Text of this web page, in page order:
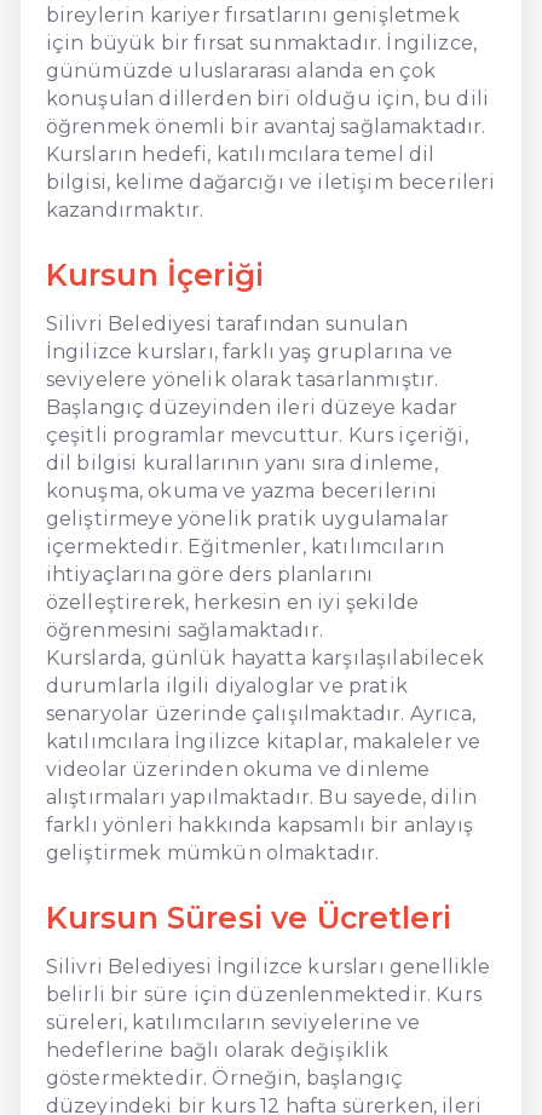
bireylerin kariyer fırsatlarını genişletmek
için büyük bir fırsat sunmaktadır. İngilizce,
günümüzde uluslararası alanda en çok
konuşulan dillerden biri olduğu için, bu dili
öğrenmek önemli bir avantaj sağlamaktadır.
Kursların hedefi, katılımcılara temel dil
bilgisi, kelime dağarcığı ve iletişim becerileri
kazandırmaktır.
Kursun İçeriği
Silivri Belediyesi tarafından sunulan
İngilizce kursları, farklı yaş gruplarına ve
seviyelere yönelik olarak tasarlanmıştır.
Başlangıç düzeyinden ileri düzeye kadar
çeşitli programlar mevcuttur. Kurs içeriği,
dil bilgisi kurallarının yanı sıra dinleme,
konuşma, okuma ve yazma becerilerini
geliştirmeye yönelik pratik uygulamalar
içermektedir. Eğitmenler, katılımcıların
ihtiyaçlarına göre ders planlarını
özelleştirerek, herkesin en iyi şekilde
öğrenmesini sağlamaktadır.
Kurslarda, günlük hayatta karşılaşılabilecek
durumlarla ilgili diyaloglar ve pratik
senaryolar üzerinde çalışılmaktadır. Ayrıca,
katılımcılara İngilizce kitaplar, makaleler ve
videolar üzerinden okuma ve dinleme
alıştırmaları yapılmaktadır. Bu sayede, dilin
farklı yönleri hakkında kapsamlı bir anlayış
geliştirmek mümkün olmaktadır.
Kursun Süresi ve Ücretleri
Silivri Belediyesi İngilizce kursları genellikle
belirli bir süre için düzenlenmektedir. Kurs
süreleri, katılımcıların seviyelerine ve
hedeflerine bağlı olarak değişiklik
göstermektedir. Örneğin, başlangıç
düzeyindeki bir kurs 12 hafta sürerken, ileri